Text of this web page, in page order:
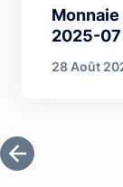
2025-07
28 Août
Première page